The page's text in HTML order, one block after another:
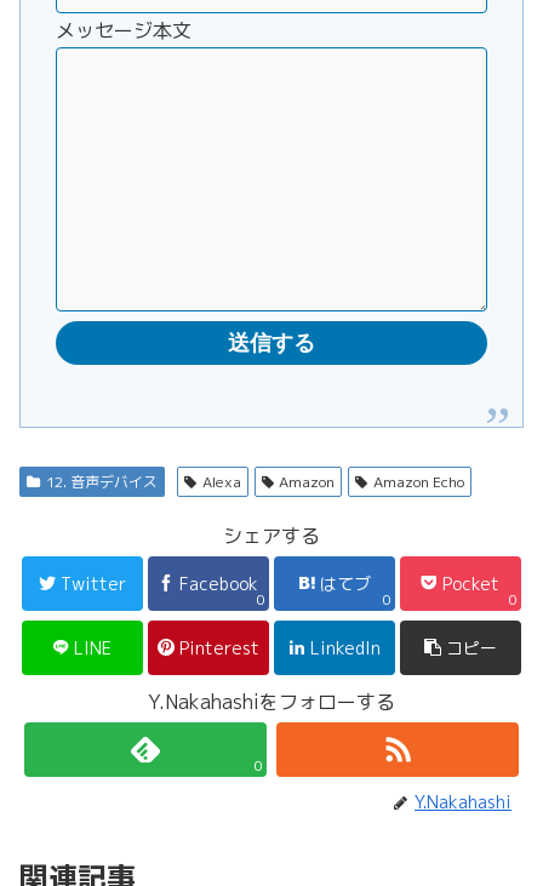
メッセージ本文
12. 音声デバイス Alexa Amazon Amazon Echo
シェアする
Twitter Facebook
0
はてブ
0
Pocket
0
LINE Pinterest LinkedIn コピー
Y.Nakahashiをフォローする
0
Y.Nakahashi
関連記事